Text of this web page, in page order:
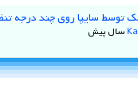
توسط سایپا روی چند درجه